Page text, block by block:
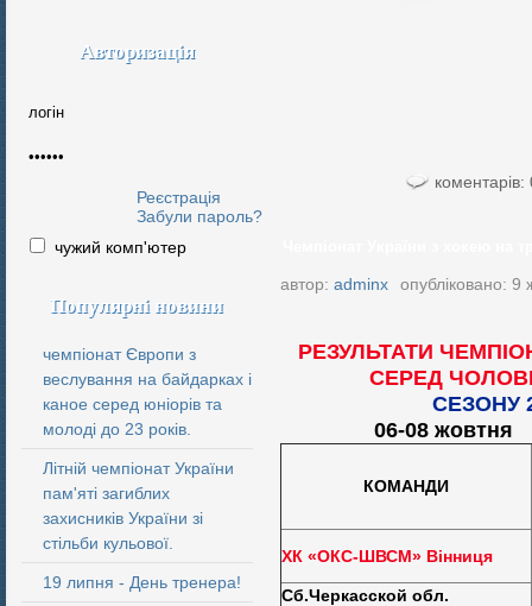
Авторизація
Реєстрація
Забули пароль?
чужий комп'ютер
Популярні новини
чемпіонат Європи з
веслування на байдарках і
каное серед юніорів та
молоді до 23 років.
Літній чемпіонат України
пам'яті загиблих
захисників України зі
стільби кульової.
19 липня - День тренера!
коментарів:
автор: adminx опубліковано: 9
РЕЗУЛЬТАТИ
СЕРЕД
СЕЗОНУ
06-08
КОМАНДИ
ХК «ОКС-ШВСМ» Вінниця
Сб.Черкасской обл.